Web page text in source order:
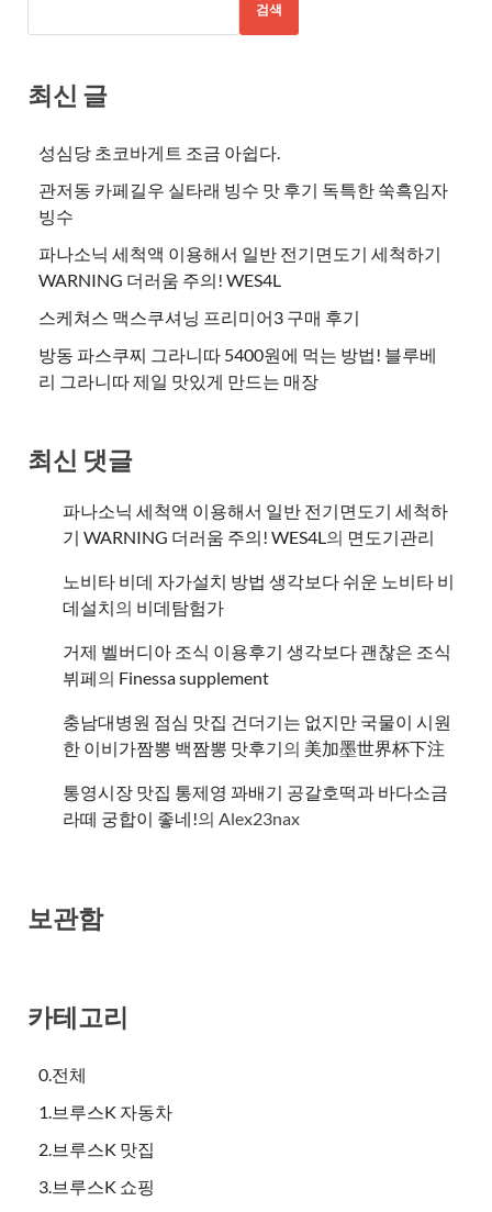
검색
최신 글
성심당 초코바게트 조금 아쉽다.
관저동 카페길우 실타래 빙수 맛 후기 독특한 쑥흑임자
빙수
파나소닉 세척액 이용해서 일반 전기면도기 세척하기
WARNING 더러움 주의! WES4L
스케쳐스 맥스쿠셔닝 프리미어3 구매 후기
방동 파스쿠찌 그라니따 5400원에 먹는 방법! 블루베
리 그라니따 제일 맛있게 만드는 매장
최신 댓글
파나소닉 세척액 이용해서 일반 전기면도기 세척하
기 WARNING 더러움 주의! WES4L의 면도기관리
노비타 비데 자가설치 방법 생각보다 쉬운 노비타 비
데설치의 비데탐험가
거제 벨버디아 조식 이용후기 생각보다 괜찮은 조식
뷔페의 ​Finessa supplement
충남대병원 점심 맛집 건더기는 없지만 국물이 시원
한 이비가짬뽕 백짬뽕 맛후기의 美加墨世界杯下注
통영시장 맛집 통제영 꽈배기 공갈호떡과 바다소금
라떼 궁합이 좋네!의 Alex23nax
보관함
카테고리
0.전체
1.브루스K 자동차
2.브루스K 맛집
3.브루스K 쇼핑